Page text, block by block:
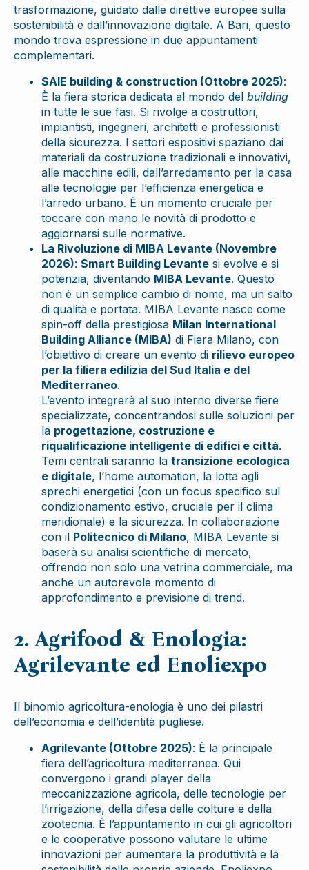
trasformazione, guidato dalle direttive europee sulla
sostenibilità e dall’innovazione digitale. A Bari, questo
mondo trova espressione in due appuntamenti
complementari.
SAIE building & construction (Ottobre 2025):
È la fiera storica dedicata al mondo del building
in tutte le sue fasi. Si rivolge a costruttori,
impiantisti, ingegneri, architetti e professionisti
della sicurezza. I settori espositivi spaziano dai
materiali da costruzione tradizionali e innovativi,
alle macchine edili, dall’arredamento per la casa
alle tecnologie per l’efficienza energetica e
l’arredo urbano. È un momento cruciale per
toccare con mano le novità di prodotto e
aggiornarsi sulle normative.
La Rivoluzione di MIBA Levante (Novembre
2026): Smart Building Levante si evolve e si
potenzia, diventando MIBA Levante. Questo
non è un semplice cambio di nome, ma un salto
di qualità e portata. MIBA Levante nasce come
spin-off della prestigiosa Milan International
Building Alliance (MIBA) di Fiera Milano, con
l’obiettivo di creare un evento di rilievo europeo
per la filiera edilizia del Sud Italia e del
Mediterraneo.
L’evento integrerà al suo interno diverse fiere
specializzate, concentrandosi sulle soluzioni per
la progettazione, costruzione e
riqualificazione intelligente di edifici e città.
Temi centrali saranno la transizione ecologica
e digitale, l’home automation, la lotta agli
sprechi energetici (con un focus specifico sul
condizionamento estivo, cruciale per il clima
meridionale) e la sicurezza. In collaborazione
con il Politecnico di Milano, MIBA Levante si
baserà su analisi scientifiche di mercato,
offrendo non solo una vetrina commerciale, ma
anche un autorevole momento di
approfondimento e previsione di trend.
2. Agrifood & Enologia:
Agrilevante ed Enoliexpo
Il binomio agricoltura-enologia è uno dei pilastri
dell’economia e dell’identità pugliese.
Agrilevante (Ottobre 2025): È la principale
fiera dell’agricoltura mediterranea. Qui
convergono i grandi player della
meccanizzazione agricola, delle tecnologie per
l’irrigazione, della difesa delle colture e della
zootecnia. È l’appuntamento in cui gli agricoltori
e le cooperative possono valutare le ultime
innovazioni per aumentare la produttività e la